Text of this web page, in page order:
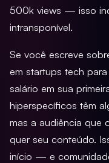
500k views — isso
intransponível.
Se você escreve
em startups tech
salário em sua
hiperspecíficos têm
mas a audiência que
quer seu conteúdo.
início — e